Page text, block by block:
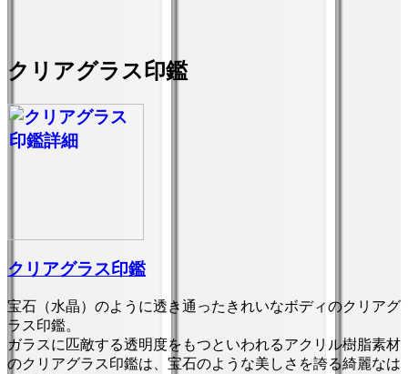
クリアグラス印鑑
クリアグラス印鑑
宝石（水晶）のように透き通ったきれいなボディのクリアグ
ラス印鑑。
ガラスに匹敵する透明度をもつといわれるアクリル樹脂素材
のクリアグラス印鑑は、宝石のような美しさを誇る綺麗なは